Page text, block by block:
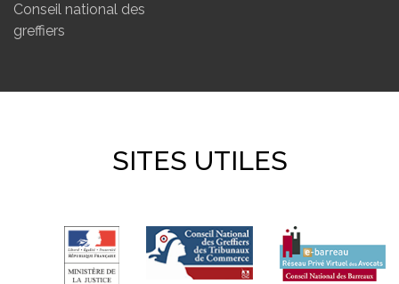
Conseil national des
greffiers
SITES UTILES